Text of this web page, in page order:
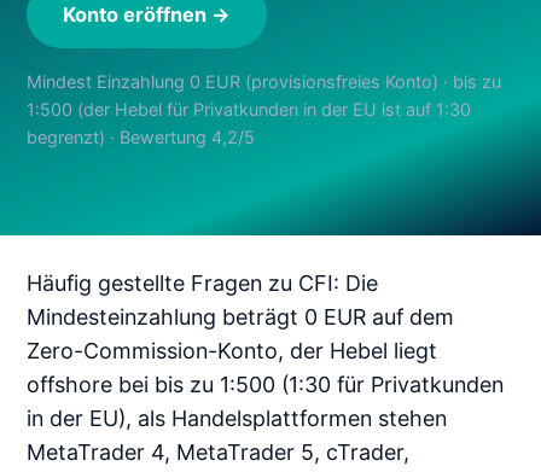
Konto eröffnen →
Mindest Einzahlung 0 EUR (provisionsfreies Konto) · bis zu
1:500 (der Hebel für Privatkunden in der EU ist auf 1:30
begrenzt) · Bewertung 4,2/5
Häufig gestellte Fragen zu CFI: Die
Mindesteinzahlung beträgt 0 EUR auf dem
Zero-Commission-Konto, der Hebel liegt
offshore bei bis zu 1:500 (1:30 für Privatkunden
in der EU), als Handelsplattformen stehen
MetaTrader 4, MetaTrader 5, cTrader,